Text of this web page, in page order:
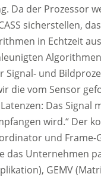
Da der Prozessor
sicherstellen,
in Echtzeit
und
die vom Sensor
Das Signal
wird.“ Der
und Frame-
das Unternehmen
GEMV